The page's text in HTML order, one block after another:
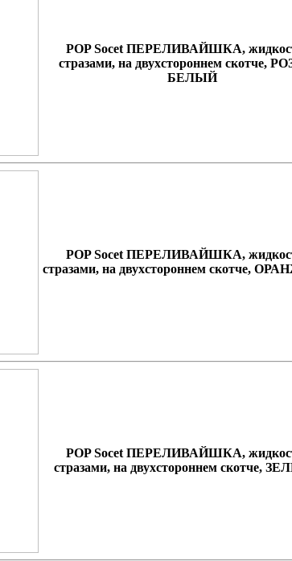
POP Socet ПЕРЕЛИВАЙШКА,
стразами, на двухстороннем скотче,
БЕЛЫЙ
POP Socet ПЕРЕЛИВАЙШКА,
стразами, на двухстороннем скотче,
POP Socet ПЕРЕЛИВАЙШКА,
стразами, на двухстороннем скотче,